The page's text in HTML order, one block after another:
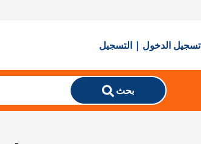
تسجيل الدخول | التسجيل
بحث